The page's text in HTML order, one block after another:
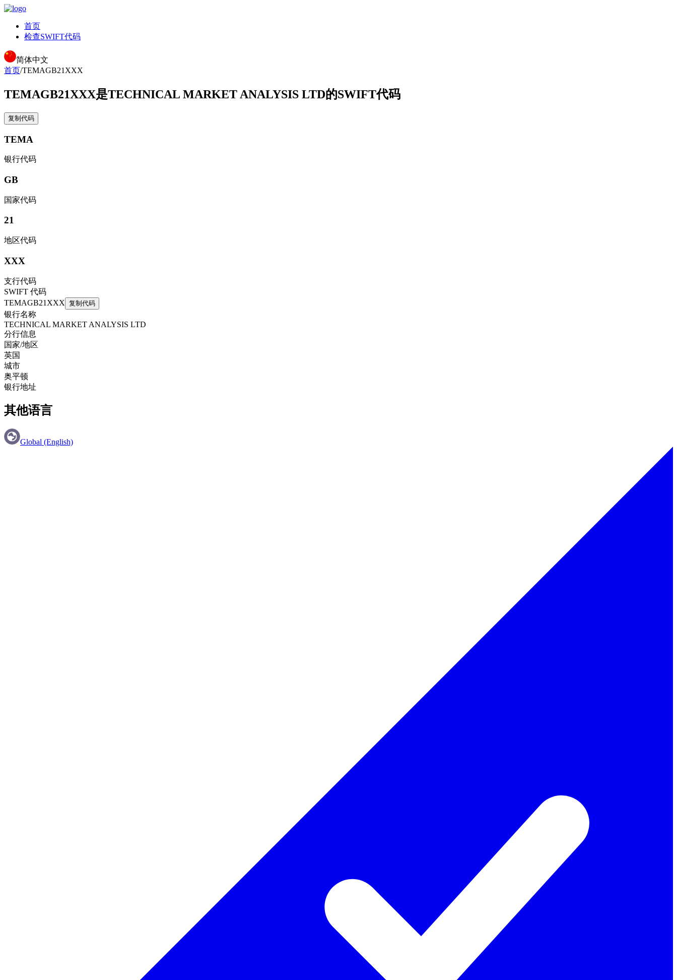
首页
检查SWIFT代码
简体中文
首页/TEMAGB21XXX
TEMAGB21XXX是TECHNICAL MARKET ANALYSIS LTD的SWIFT代码
复制代码
TEMA
银行代码
GB
国家代码
21
地区代码
XXX
支行代码
SWIFT 代码
TEMAGB21XXX 复制代码
银行名称
TECHNICAL MARKET ANALYSIS LTD
分行信息
国家/地区
英国
城市
奥平顿
银行地址
其他语言
Global (English)